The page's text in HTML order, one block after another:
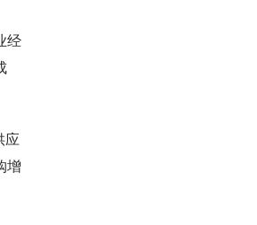
经
应
增